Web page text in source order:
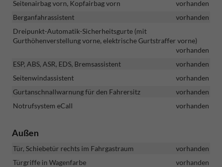
Seitenairbag vorn, Kopfairbag vorn
vorhanden
Berganfahrassistent
vorhanden
Dreipunkt-Automatik-Sicherheitsgurte (mit
Gurthöhenverstellung vorne, elektrische Gurtstraffer vorne)
vorhanden
ESP, ABS, ASR, EDS, Bremsassistent
vorhanden
Seitenwindassistent
vorhanden
Gurtanschnallwarnung für den Fahrersitz
vorhanden
Notrufsystem eCall
vorhanden
Außen
Tür, Schiebetür rechts im Fahrgastraum
vorhanden
Türgriffe in Wagenfarbe
vorhanden